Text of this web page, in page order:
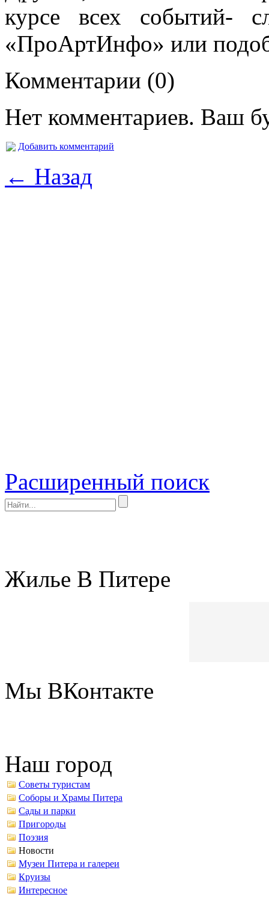
курсе всех событий-
«ПроАртИнфо» или
Комментарии (0)
Нет комментариев. Ваш
Добавить комментарий
← Назад
Расширенный поиск
Жилье В Питере
Мы ВКонтакте
Наш город
Советы туристам
Соборы и Храмы Питера
Сады и парки
Пригороды
Поэзия
Новости
Музеи Питера и галереи
Круизы
Интересное